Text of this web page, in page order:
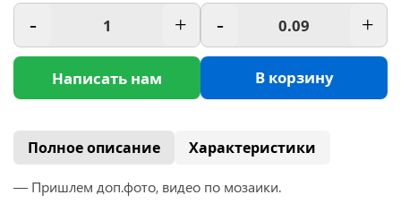
- +
Написать нам
- +
В корзину
Полное описание Характеристики
— Пришлем доп.фото, видео по мозаики.